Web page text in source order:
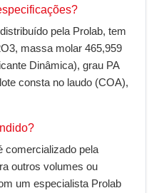
pela Prolab, tem
massa molar 465,959
Dinâmica), grau PA
consta no laudo (COA),
comercializado pela
outros volumes ou
um especialista Prolab